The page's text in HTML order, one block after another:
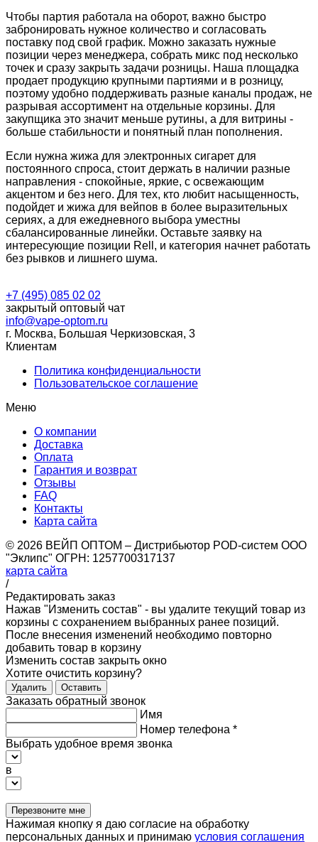
Чтобы партия работала на оборот, важно быстро
забронировать нужное количество и согласовать
поставку под свой график. Можно заказать нужные
позиции через менеджера, собрать микс под несколько
точек и сразу закрыть задачи розницы. Наша площадка
продает продукцию крупными партиями и в розницу,
поэтому удобно поддерживать разные каналы продаж, не
разрывая ассортимент на отдельные корзины. Для
закупщика это значит меньше рутины, а для витрины -
больше стабильности и понятный план пополнения.
Если нужна жижа для электронных сигарет для
постоянного спроса, стоит держать в наличии разные
направления - спокойные, яркие, с освежающим
акцентом и без него. Для тех, кто любит насыщенность,
подойдет и жижа для вейпов в более выразительных
сериях, а для ежедневного выбора уместны
сбалансированные линейки. Оставьте заявку на
интересующие позиции Rell, и категория начнет работать
без рывков и лишнего шума.
+7 (495) 085 02 02
закрытый оптовый чат
info@vape-optom.ru
г. Москва, Большая Черкизовская, 3
Клиентам
Политика конфиденциальности
Пользовательское соглашение
Меню
О компании
Доставка
Оплата
Гарантия и возврат
Отзывы
FAQ
Контакты
Карта сайта
© 2026 ВЕЙП ОПТОМ – Дистрибьютор POD-систем ООО
"Эклипс" ОГРН: 1257700317137
карта сайта
/
Редактировать заказ
Нажав "Изменить состав" - вы удалите текущий товар из
корзины с сохранением выбранных ранее позиций.
После внесения изменений необходимо повторно
добавить товар в корзину
Изменить состав закрыть окно
Хотите очистить корзину?
Удалить Оставить
Заказать обратный звонок
Имя
Номер телефона *
Выбрать удобное время звонка
в
Перезвоните мне
Нажимая кнопку я даю согласие на обработку
персональных данных и принимаю условия соглашения